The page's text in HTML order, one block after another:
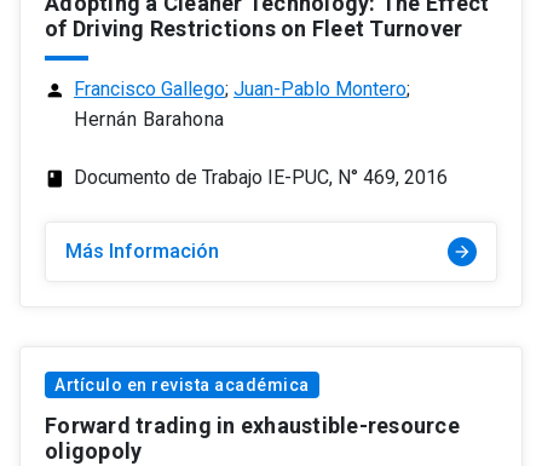
of Driving Restrictions on Fleet Turnover
person Francisco Gallego; Juan-Pablo Montero;
Hernán Barahona
class Documento de Trabajo IE-PUC, N° 469, 2016
Más Información arrow_forward
Artículo en revista académica
Forward trading in exhaustible-resource
oligopoly